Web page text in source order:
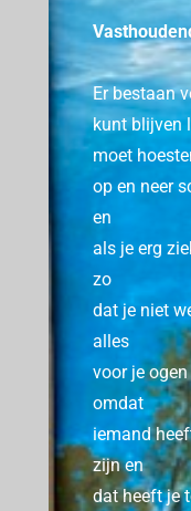
Er bestaan
kunt blijven
moet
op en neer
en
als je erg
zo
dat je niet
alles
voor je
omdat
iemand
zijn en
dat heeft je